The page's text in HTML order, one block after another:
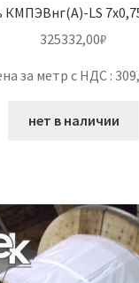
КМПЭВнг(А)-LS
325332,00₽
за метр с НДС :
нет в наличии